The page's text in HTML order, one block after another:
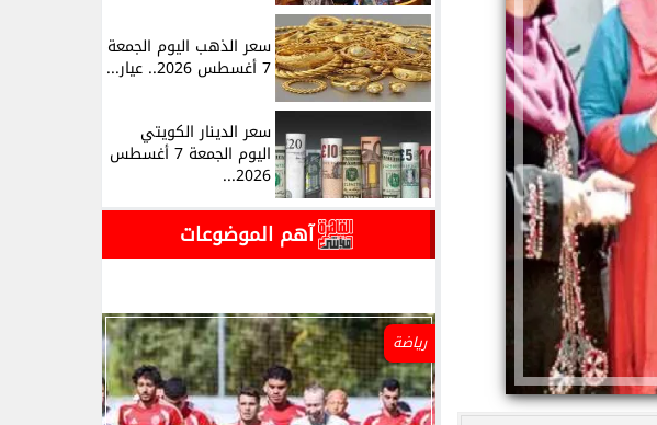
سعر الذهب اليوم الجمعة
7 أغسطس 2026.. عيار...
سعر الدينار الكويتي
اليوم الجمعة 7 أغسطس
2026...
آهم الموضوعات
رياضة